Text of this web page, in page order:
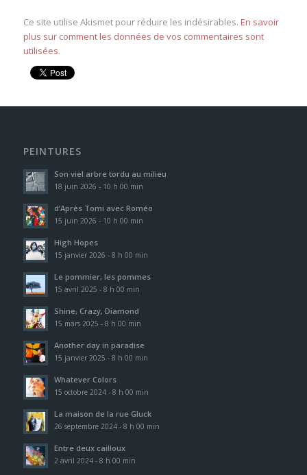
Ce site utilise Akismet pour réduire les indésirables. En savoir
plus sur comment les données de vos commentaires sont
utilisées.
PEINTURES
Son viel arbre tordu au milieu
18 juin 2026 - 10 h 00 min
d’Après Tomi avec Roméo
15 juin 2026 - 10 h 00 min
High Hopes
15 janvier 2026 - 8 h 00 min
Le pommier, les pommes
15 avril 2025 - 8 h 00 min
Shine, Crazy, Diamond
15 mars 2025 - 8 h 00 min
Another day in paradise
15 janvier 2025 - 8 h 00 min
Whatever Colors
15 octobre 2024 - 8 h 00 min
La maison de la rue Gluck
26 septembre 2024 - 8 h 00 min
Entre deux cailloux
2 avril 2024 - 8 h 00 min